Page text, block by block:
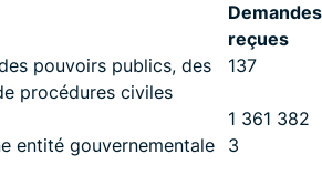
Demandes
reçues
pouvoirs publics, des
procédures civiles
137
1 361 382
entité gouvernementale
3